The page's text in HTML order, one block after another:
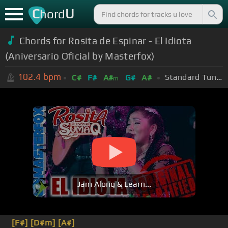
ChordU
Chords for Rosita de Espinar - El Idiota
(Aniversario Oficial by Masterfox)
102.4 bpm C# F# A#m G# A# Standard Tuning (EADGBE)
Jam Along & Learn...
[F#] [D#m] [A#]